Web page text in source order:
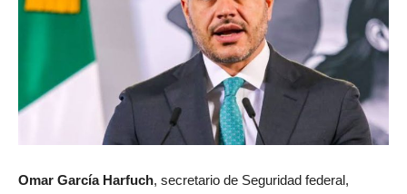
Omar García Harfuch, secretario de Seguridad federal,